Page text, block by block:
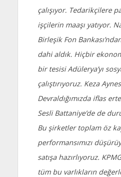
çalışıyor. Tedarikçilere
işçilerin maaşı yatıyor.
Birleşik Fon
dahi aldık. Hiçbir
bir tesisi Adülerya’yı
çalıştırıyoruz. Keza
Devraldığımızda iflas
Sesli Battaniye’de de
Bu şirketler toplam öz
performansımızı
satışa hazırlıyoruz.
tüm bu varlıkların